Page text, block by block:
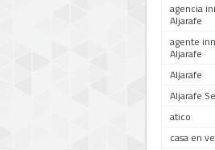
agencia
Aljarafe
agente
Aljarafe
Aljarafe
Aljarafe
atico
casa en